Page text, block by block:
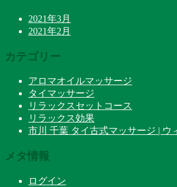
2021年3月
2021年2月
カテゴリー
アロマオイルマッサージ
タイマッサージ
リラックスセットコース
リラックス効果
市川 千葉 タイ古式マッサージ | ウ
メタ情報
ログイン